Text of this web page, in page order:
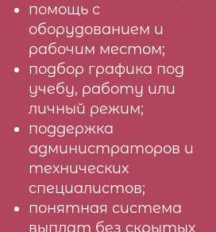
помощь с
оборудованием и
рабочим местом;
подбор графика под
учебу, работу или
личный режим;
поддержка
администраторов и
технических
специалистов;
понятная система
выплат без скрытых